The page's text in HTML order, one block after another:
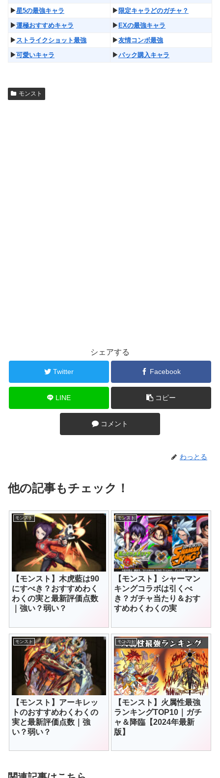
▶︎星5の最強キャラ ▶︎ 限定キャラどのガチャ？
▶︎運極おすすめキャラ ▶︎ EXの最強キャラ
▶︎ ストライクショット最強 ▶︎友情コンボ最強
▶︎可愛いキャラ ▶︎パック購入キャラ
モンスト
シェアする
Twitter Facebook
LINE コピー
コメント
わっとる
他の記事もチェック！
モンスト
【モンスト】木虎藍は90
にすべき？おすすめわく
わくの実と最新評価点数
｜強い？弱い？
モンスト
【モンスト】シャーマン
キングコラボは引くべ
き？ガチャ当たり＆おす
すめわくわくの実
モンスト
【モンスト】アーキレッ
トのおすすめわくわくの
実と最新評価点数｜強
い？弱い？
モンスト
【モンスト】火属性最強
ランキングTOP10｜ガチ
ャ＆降臨【2024年最新
版】